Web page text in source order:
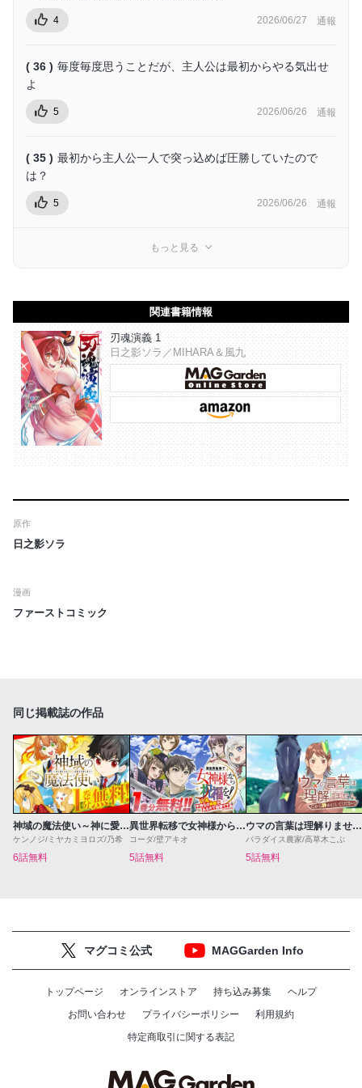
4 2026/06/27 通報
( 36 ) 毎度毎度思うことだが、主人公は最初からやる気出せ
よ
5 2026/06/26 通報
( 35 ) 最初から主人公一人で突っ込めば圧勝していたので
は？
5 2026/06/26 通報
もっと見る
関連書籍情報
刃魂演義 1
日之影ソラ／MIHARA＆風九
原作
日之影ソラ
漫画
ファーストコミック
同じ掲載誌の作品
神域の魔法使い～神に愛された落第生は魔法学院へ通う～
ケンノジ/ミヤカミヨロズ/乃希
6話無料
異世界転移で女神様から祝福を！～いえ、手持ちの異能があるので結構です～@COMIC
コーダ/壁アキオ
5話無料
ウマの言葉は理解りませんだから静かにしてください！
パラダイス農家/高草木こぶ
5話無料
マグコミ公式 MAGGarden Info
トップページ オンラインストア 持ち込み募集
ヘルプ
お問い合わせ
プライバシーポリシー
利用規約
特定商取引に関する表記